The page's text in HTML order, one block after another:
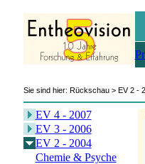
Sie sind hier: Rückschau > EV 2 -
EV 4 - 2007
EV 3 - 2006
EV 2 - 2004
Chemie & Psyche